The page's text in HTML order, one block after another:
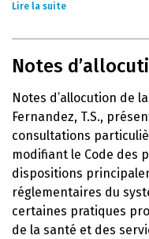
Lire la suite
Notes
Notes d’allocution de
Fernandez, T.S.,
consultations
modifiant le Code des
dispositions
réglementaires du
certaines pratiques
de la santé et des